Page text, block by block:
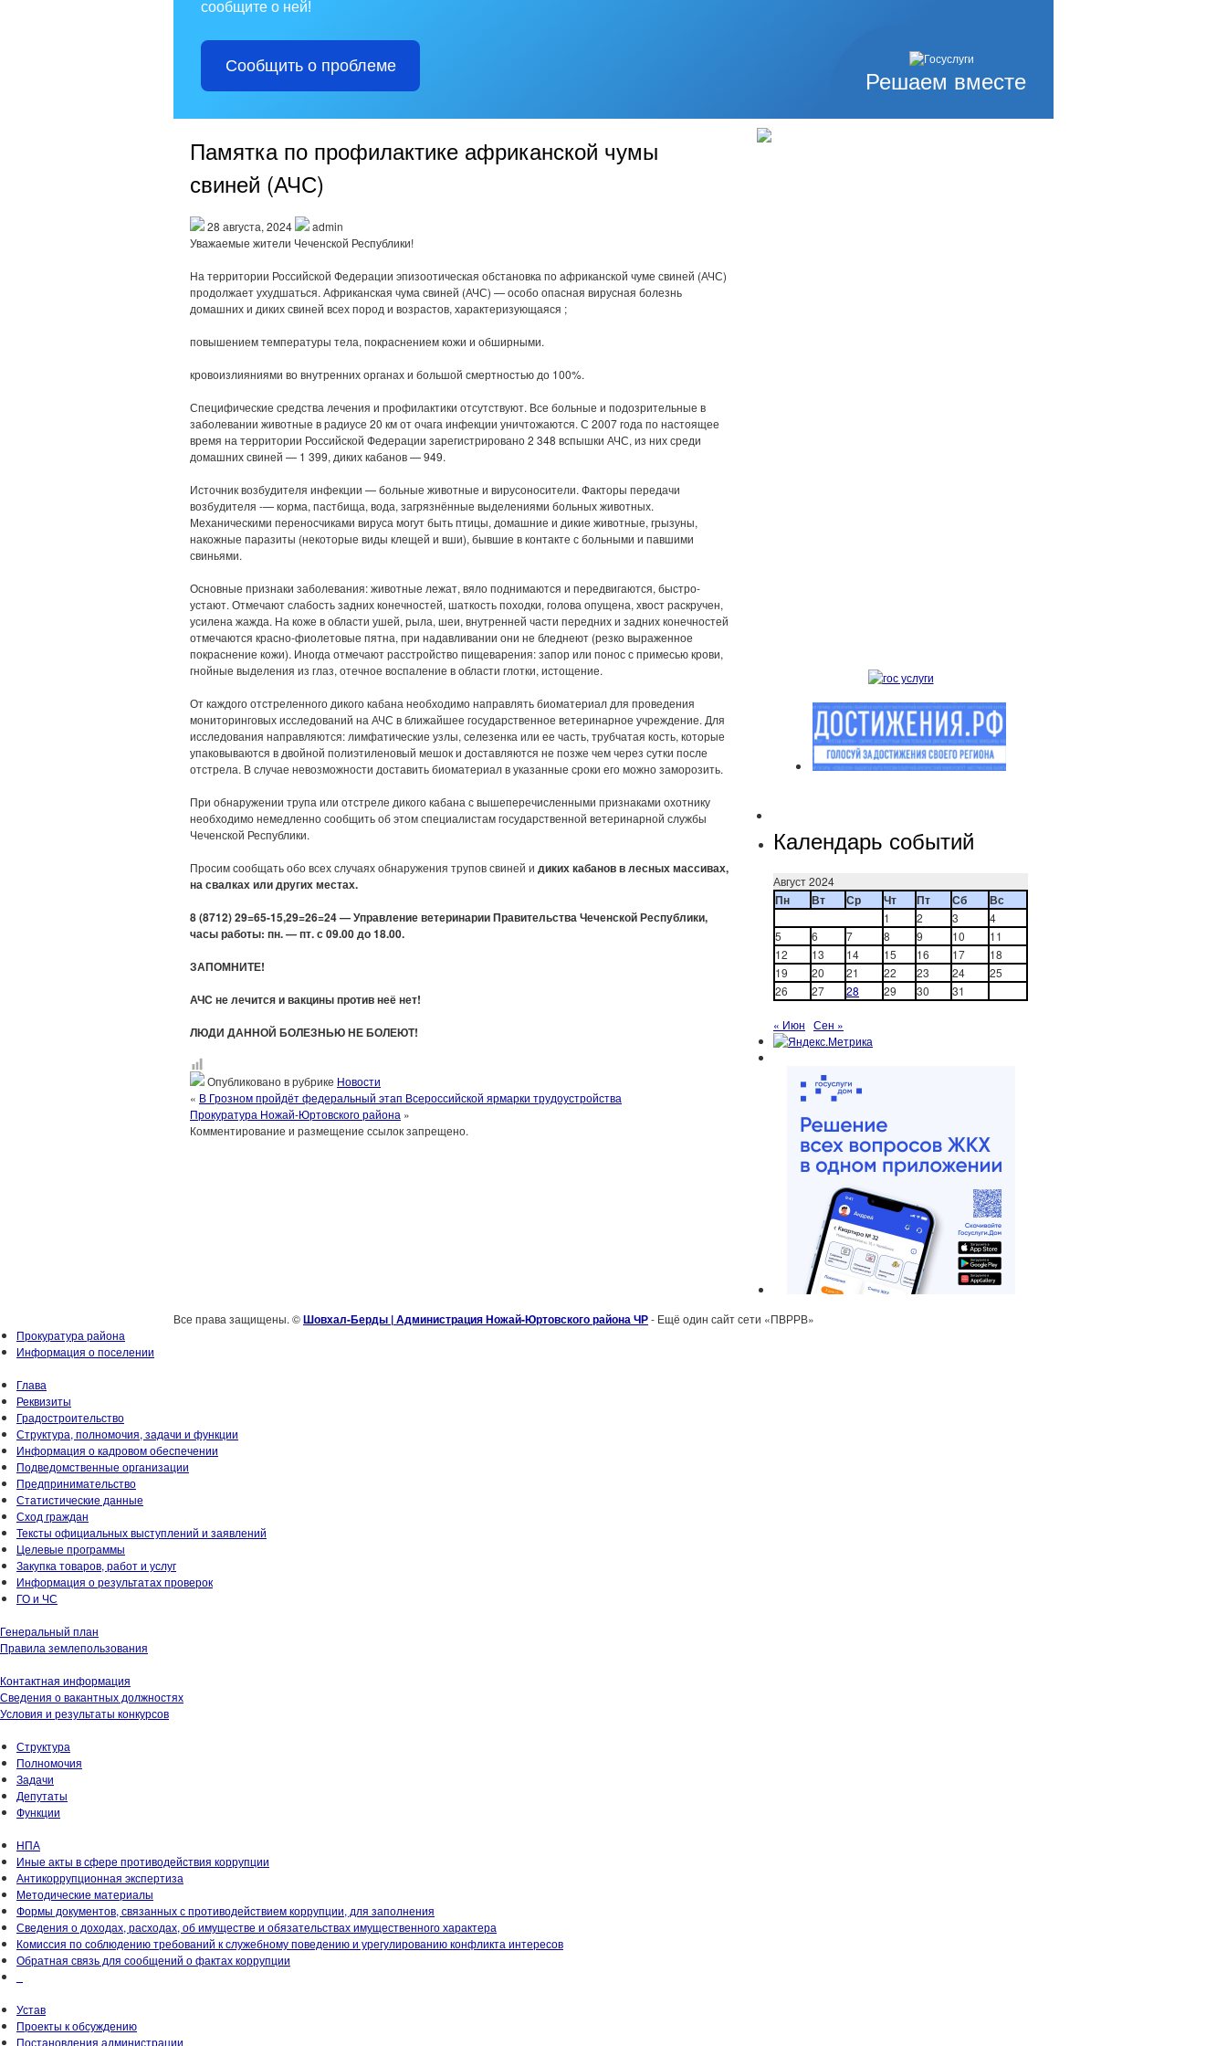
Решаем вместе
сообщите о ней!
Сообщить о проблеме
Памятка по профилактике африканской чумы
свиней (АЧС)
28 августа, 2024
admin
Уважаемые жители Чеченской Республики!
На территории Российской Федерации эпизоотическая обстановка по африканской чуме свиней (АЧС)
продолжает ухудшаться. Африканская чума свиней (АЧС) — особо опасная вирусная болезнь
домашних и диких свиней всех пород и возрастов, характеризующаяся ;
повышением температуры тела, покраснением кожи и обширными.
кровоизлияниями во внутренних органах и большой смертностью до 100%.
Специфические средства лечения и профилактики отсутствуют. Все больные и подозрительные в
заболевании животные в радиусе 20 км от очага инфекции уничтожаются. С 2007 года по настоящее
время на территории Российской Федерации зарегистрировано 2 348 вспышки АЧС, из них среди
домашних свиней — 1 399, диких кабанов — 949.
Источник возбудителя инфекции — больные животные и вирусоносители. Факторы передачи
возбудителя -— корма, пастбища, вода, загрязнённые выделениями больных животных.
Механическими переносчиками вируса могут быть птицы, домашние и дикие животные, грызуны,
накожные паразиты (некоторые виды клещей и вши), бывшие в контакте с больными и павшими
свиньями.
Основные признаки заболевания: животные лежат, вяло поднимаются и передвигаются, быстро-
устают. Отмечают слабость задних конечностей, шаткость походки, голова опущена, хвост раскручен,
усилена жажда. На коже в области ушей, рыла, шеи, внутренней части передних и задних конечностей
отмечаются красно-фиолетовые пятна, при надавливании они не бледнеют (резко выраженное
покраснение кожи). Иногда отмечают расстройство пищеварения: запор или понос с примесью крови,
гнойные выделения из глаз, отечное воспаление в области глотки, истощение.
От каждого отстреленного дикого кабана необходимо направлять биоматериал для проведения
мониторинговых исследований на АЧС в ближайшее государственное ветеринарное учреждение. Для
исследования направляются: лимфатические узлы, селезенка или ее часть, трубчатая кость, которые
упаковываются в двойной полиэтиленовый мешок и доставляются не позже чем через сутки после
отстрела. В случае невозможности доставить биоматериал в указанные сроки его можно заморозить.
При обнаружении трупа или отстреле дикого кабана с вышеперечисленными признаками охотнику
необходимо немедленно сообщить об этом специалистам государственной ветеринарной службы
Чеченской Республики.
Просим сообщать обо всех случаях обнаружения трупов свиней и диких кабанов в лесных массивах,
на свалках или других местах.
8 (8712) 29=65-15,29=26=24 — Управление ветеринарии Правительства Чеченской Республики,
часы работы: пн. — пт. с 09.00 до 18.00.
ЗАПОМНИТЕ!
АЧС не лечится и вакцины против неё нет!
ЛЮДИ ДАННОЙ БОЛЕЗНЬЮ НЕ БОЛЕЮТ!
Опубликовано в рубрике Новости
« В Грозном пройдёт федеральный этап Всероссийской ярмарки трудоустройства
Прокуратура Ножай-Юртовского района »
Комментирование и размещение ссылок запрещено.
Календарь событий
Август 2024
Пн Вт Ср Чт Пт Сб Вс
1 2 3
4
5
6 7 8 9 10
11
12
13 14 15 16 17
18
19
20 21 22 23 24
25
26
27 28 29 30 31
« Июн Сен »
Все права защищены. ©Шовхал-Берды | Администрация Ножай-Юртовского района ЧР- Ещё один сайт сети «ПВРРВ»
Прокуратура района
Информация о поселении
Глава
Реквизиты
Градостроительство
Структура, полномочия, задачи и функции
Информация о кадровом обеспечении
Подведомственные организации
Предпринимательство
Статистические данные
Сход граждан
Тексты официальных выступлений и заявлений
Целевые программы
Закупка товаров, работ и услуг
Информация о результатах проверок
ГО и ЧС
Генеральный план
Правила землепользования
Контактная информация
Сведения о вакантных должностях
Условия и результаты конкурсов
Структура
Полномочия
Задачи
Депутаты
Функции
НПА
Иные акты в сфере противодействия коррупции
Антикоррупционная экспертиза
Методические материалы
Формы документов, связанных с противодействием коррупции, для заполнения
Сведения о доходах, расходах, об имуществе и обязательствах имущественного характера
Комиссия по соблюдению требований к служебному поведению и урегулированию конфликта интересов
Обратная связь для сообщений о фактах коррупции
Устав
Проекты к обсуждению
Постановления администрации